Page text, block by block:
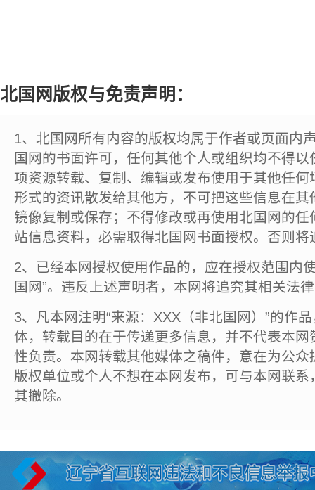
北国网版权与免责声明：
1、北国网所有内容的版权均属于作者或页面内
国网的书面许可，任何其他个人或组织均不得
项资源转载、复制、编辑或发布使用于其他任
形式的资讯散发给其他方，不可把这些信息在
镜像复制或保存；不得修改或再使用北国网的
站信息资料，必需取得北国网书面授权。否则将
2、已经本网授权使用作品的，应在授权范围内
国网”。违反上述声明者，本网将追究其相关法
3、凡本网注明“来源：XXX（非北国网）”的作
体，转载目的在于传递更多信息，并不代表本
性负责。本网转载其他媒体之稿件，意在为公
版权单位或个人不想在本网发布，可与本网联
其撤除。